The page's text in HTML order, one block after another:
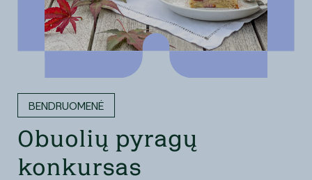
BENDRUOMENĖ
Obuolių pyragų
konkursas